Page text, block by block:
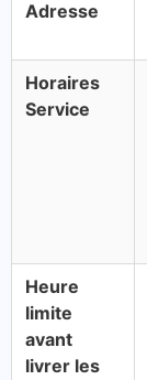
Adresse
Horaires
Service
Heure
limite
avant
livrer les